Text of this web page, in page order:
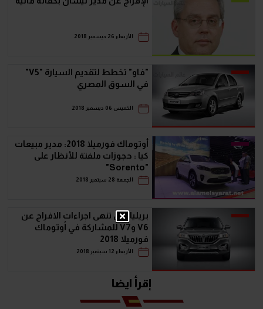
الأربعاء 26 ديسمبر 2018
"فاو" تخطط لتقديم السيارة "V5"
في السوق المصري
الخميس 06 ديسمبر 2018
أوتوماك فورميلا 2018: مدير مبيعات
كيا : حجوزات ملفتة للأنظار على
"Sorento"
الجمعة 28 سبتمبر 2018
بريليانس تنهى اجراءات الافراج عن
V6 وV7 للمشاركة في أوتوماك
فورميلا 2018
الأربعاء 12 سبتمبر 2018
إقرأ ايضا